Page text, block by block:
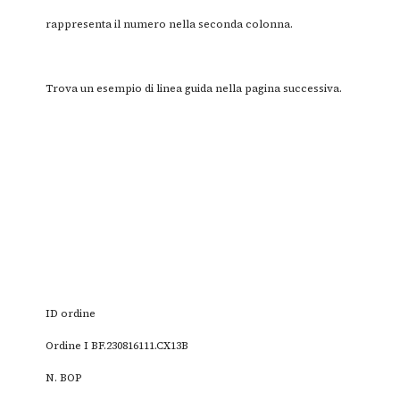
rappresenta il numero nella seconda colonna.
Trova un esempio di linea guida nella pagina successiva.
ID ordine
Ordine I BF.230816111.CX13B
N. BOP